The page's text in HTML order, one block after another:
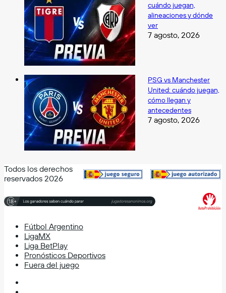
cuándo juegan,
alineaciones y dónde
ver
7 agosto, 2026
PSG vs Manchester
United: cuándo juegan,
cómo llegan y
antecedentes
7 agosto, 2026
Todos los derechos
reservados 2026
Fútbol Argentino
LigaMX
Liga BetPlay
Pronósticos Deportivos
Fuera del juego